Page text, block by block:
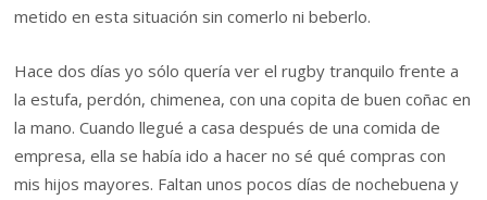
metido en esta situación sin comerlo ni beberlo.
Hace dos días yo sólo quería ver el rugby tranquilo frente a
la estufa, perdón, chimenea, con una copita de buen coñac en
la mano. Cuando llegué a casa después de una comida de
empresa, ella se había ido a hacer no sé qué compras con
mis hijos mayores. Faltan unos pocos días de nochebuena y